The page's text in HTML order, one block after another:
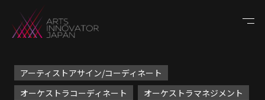
アーティストアサイン/コーディネート
オーケストラコーディネート
オーケストラマネジメント